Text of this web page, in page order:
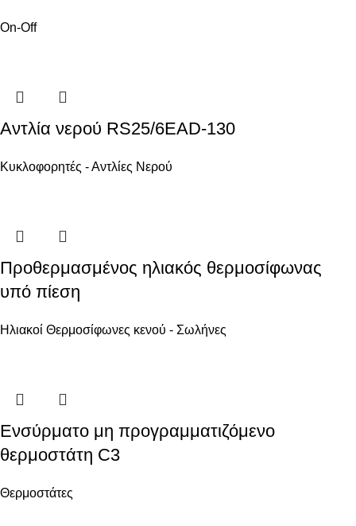
On-Off
Αντλία νερού RS25/6EAD-130
Κυκλοφορητές - Αντλίες Νερού
Προθερμασμένος ηλιακός θερμοσίφωνας
υπό πίεση
Ηλιακοί Θερμοσίφωνες κενού - Σωλήνες
Ενσύρματο μη προγραμματιζόμενο
θερμοστάτη C3
Θερμοστάτες